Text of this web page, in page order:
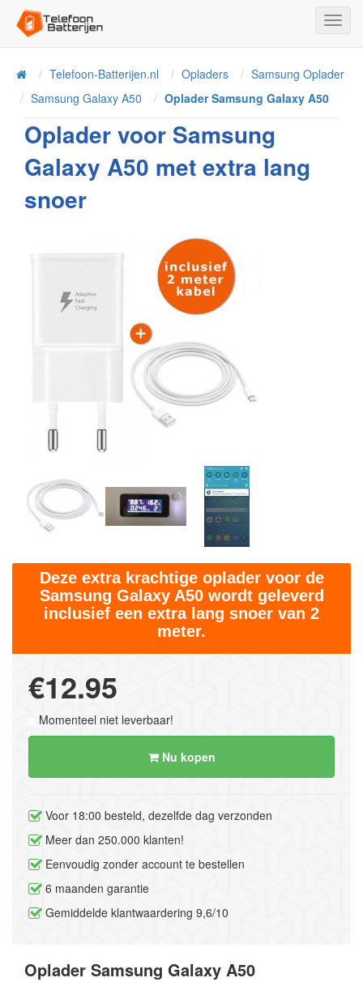
HomeTelefoon-Batterijen.nl Opladers
Samsung Oplader
Samsung Galaxy A50
Oplader Samsung Galaxy A50
Oplader voor Samsung
Galaxy A50 met extra lang
snoer
Deze extra krachtige oplader voor de
Samsung Galaxy A50 wordt geleverd
inclusief een extra lang snoer van 2
meter.
€12.95
Momenteel niet leverbaar!
Nu kopen
Voor 18:00 besteld, dezelfde dag verzonden
Meer dan 250.000 klanten!
Eenvoudig zonder account te bestellen
6 maanden garantie
Gemiddelde klantwaardering 9,6/10
Oplader Samsung Galaxy A50